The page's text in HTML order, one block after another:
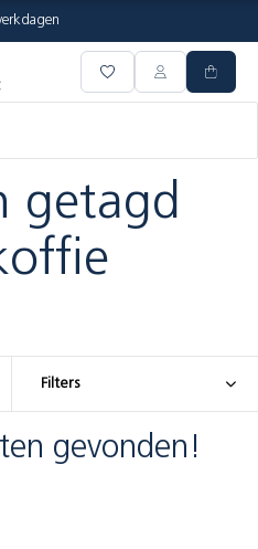
getagd
Filters
gevonden!